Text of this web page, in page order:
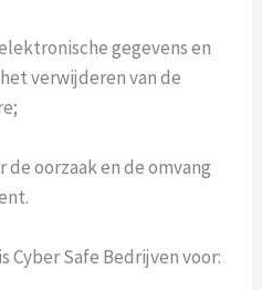
gegevens en
verwijderen van de
de oorzaak en de omvang
Safe Bedrijven voor: